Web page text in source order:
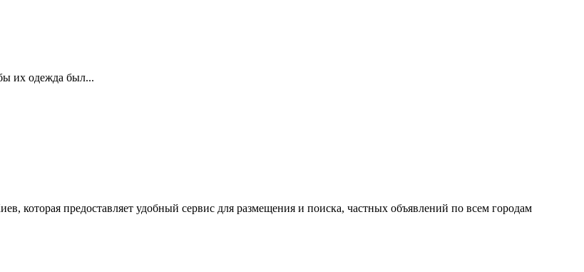
их одежда был...
которая предоставляет удобный сервис для размещения и поиска, частных объявлений по всем городам